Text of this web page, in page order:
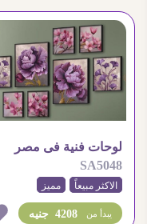
لوحات فنية فى مصر
SA5048
الاكثر مبيعاً مميز
4208 جنيه يبدأ من